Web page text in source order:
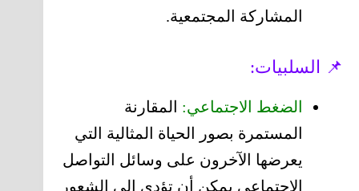
المشاركة المجتمعية.
📌 السلبيات:
الضغط الاجتماعي: المقارنة
المستمرة بصور الحياة المثالية التي
يعرضها الآخرون على وسائل التواصل
الاجتماعي يمكن أن تؤدي إلى الشعور